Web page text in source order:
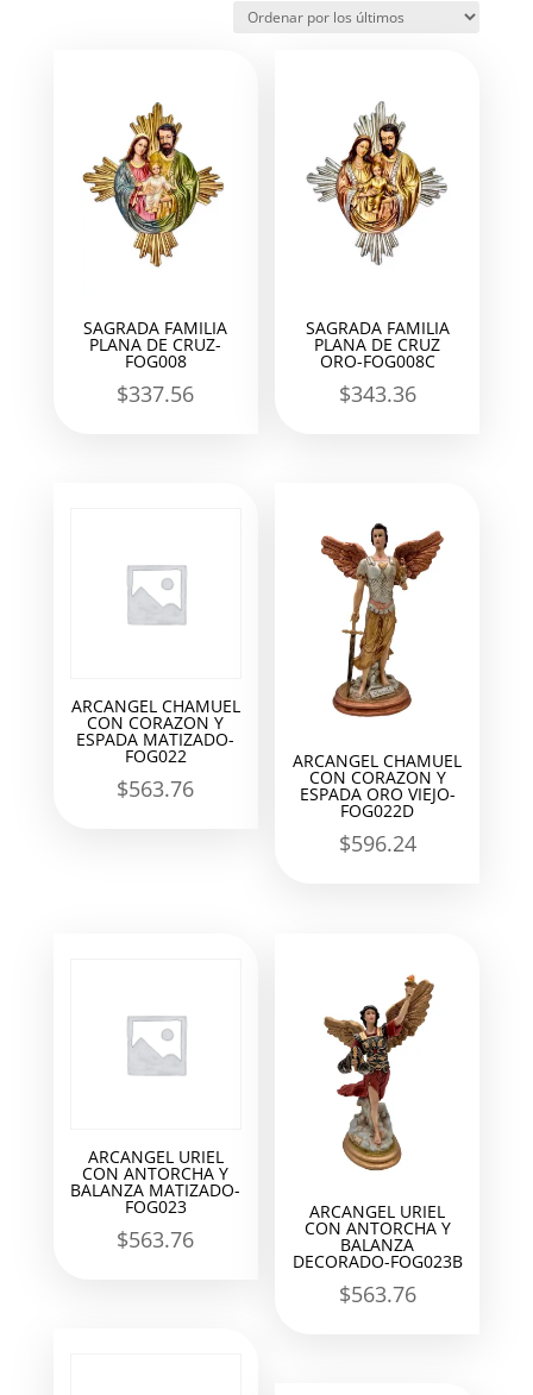
los
SAGRADA FAMILIA
PLANA DE CRUZ-
FOG008
$337.56
SAGRADA FAMILIA
PLANA DE CRUZ
ORO-FOG008C
$343.36
ARCANGEL CHAMUEL
CON CORAZON Y
ESPADA MATIZADO-
FOG022
$563.76
ARCANGEL CHAMUEL
CON CORAZON Y
ESPADA ORO VIEJO-
FOG022D
$596.24
ARCANGEL URIEL
CON ANTORCHA Y
BALANZA MATIZADO-
FOG023
$563.76
ARCANGEL URIEL
CON ANTORCHA Y
BALANZA
DECORADO-FOG023B
$563.76